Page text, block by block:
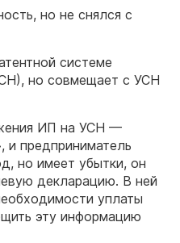
но не снялся с
системе
но совмещает с УСН
ИП на УСН —
предприниматель
но имеет убытки, он
декларацию. В ней
уплаты
эту информацию